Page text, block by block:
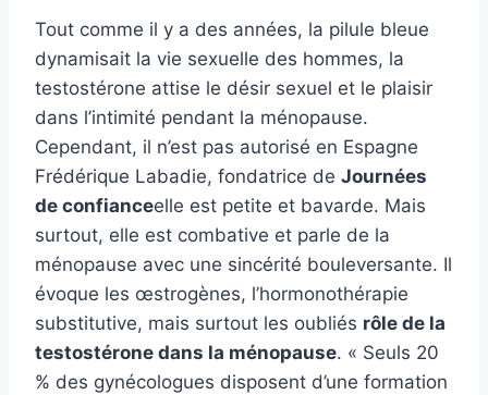
Tout comme il y a des années, la pilule bleue
dynamisait la vie sexuelle des hommes, la
testostérone attise le désir sexuel et le plaisir
dans l’intimité pendant la ménopause.
Cependant, il n’est pas autorisé en Espagne
Frédérique Labadie, fondatrice de Journées
de confianceelle est petite et bavarde. Mais
surtout, elle est combative et parle de la
ménopause avec une sincérité bouleversante. Il
évoque les œstrogènes, l’hormonothérapie
substitutive, mais surtout les oubliés rôle de la
testostérone dans la ménopause. « Seuls 20
% des gynécologues disposent d’une formation